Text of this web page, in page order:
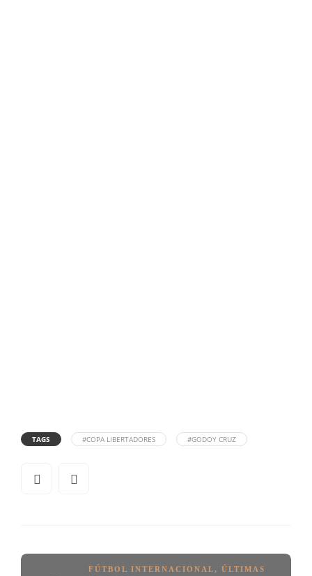
TAGS #COPA LIBERTADORES #GODOY CRUZ
FÚTBOL INTERNACIONAL, ÚLTIMAS